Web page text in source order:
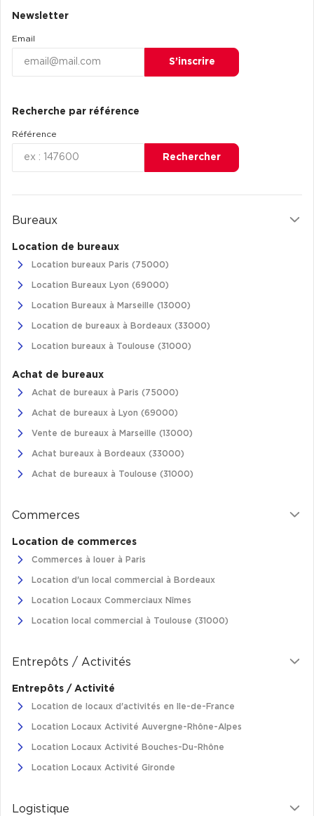
Newsletter
Email
S’inscrire
Recherche par référence
Référence
Rechercher
Bureaux
Location de bureaux
Location bureaux Paris (75000)
Location Bureaux Lyon (69000)
Location Bureaux à Marseille (13000)
Location de bureaux à Bordeaux (33000)
Location bureaux à Toulouse (31000)
Achat de bureaux
Achat de bureaux à Paris (75000)
Achat de bureaux à Lyon (69000)
Vente de bureaux à Marseille (13000)
Achat bureaux à Bordeaux (33000)
Achat de bureaux à Toulouse (31000)
Commerces
Location de commerces
Commerces à louer à Paris
Location d'un local commercial à Bordeaux
Location Locaux Commerciaux Nîmes
Location local commercial à Toulouse (31000)
Entrepôts / Activités
Entrepôts / Activité
Location de locaux d'activités en Ile-de-France
Location Locaux Activité Auvergne-Rhône-Alpes
Location Locaux Activité Bouches-Du-Rhône
Location Locaux Activité Gironde
Logistique